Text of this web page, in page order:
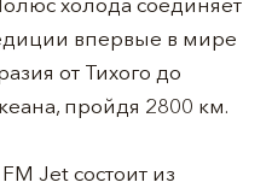
впервые в мире
от Тихого до
пройдя 2800 км.
Jet состоит из